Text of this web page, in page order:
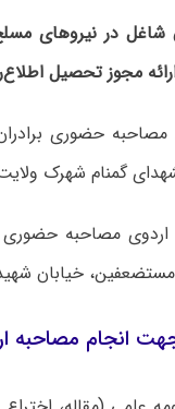
شاغل در نیروهای
مجوز تحصیل
حضوری
گمنام شهرک
مصاحبه حضوری
خیابان
ارشد ۱۴۰۳ دانشگاه